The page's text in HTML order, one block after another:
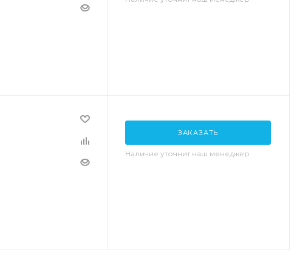
ЗАКАЗАТЬ
Наличие уточнит наш менеджер